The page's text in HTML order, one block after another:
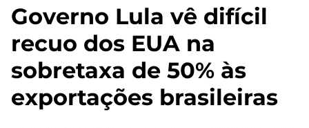
Governo Lula vê difícil
recuo dos EUA na
sobretaxa de 50% às
exportações brasileiras